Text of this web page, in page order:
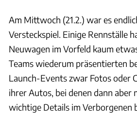
Am Mittwoch (21.2.) war es
Versteckspiel. Einige Rennställe
Neuwagen im Vorfeld kaum
Teams wiederum präsentierten
Launch-Events zwar Fotos oder
ihrer Autos, bei denen dann aber
wichtige Details im Verborgenen